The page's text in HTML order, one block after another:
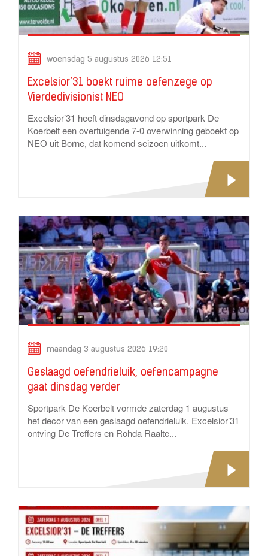
woensdag 5 augustus 2026 12:51
Excelsior’31 boekt ruime oefenzege op
Vierdedivisionist NEO
Excelsior’31 heeft dinsdagavond op sportpark De
Koerbelt een overtuigende 7-0 overwinning geboekt op
NEO uit Borne, dat komend seizoen uitkomt...
maandag 3 augustus 2026 19:20
Geslaagd oefendrieluik, oefencampagne
gaat dinsdag verder
Sportpark De Koerbelt vormde zaterdag 1 augustus
het decor van een geslaagd oefendrieluik. Excelsior’31
ontving De Treffers en Rohda Raalte...